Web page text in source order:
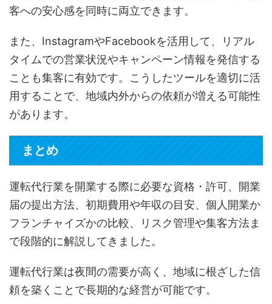
客への安心感を同時に両立できます。
また、InstagramやFacebookを活用して、リアル
タイムでの営業状況やキャンペーン情報を発信する
ことも集客に有効です。こうしたツールを適切に活
用することで、地域内外からの依頼が増える可能性
があります。
まとめ
運転代行業を開業する際に必要な資格・許可、開業
届の提出方法、初期費用や年収の目安、個人開業か
フランチャイズかの比較、リスク管理や集客方法ま
で段階的に解説してきました。
運転代行業は夜間の需要が高く、地域に根ざした信
頼を築くことで長期的な経営が可能です。